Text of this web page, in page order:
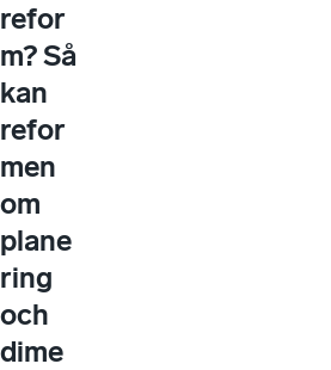
refor
m? Så
kan
refor
men
om
plane
ring
och
dime